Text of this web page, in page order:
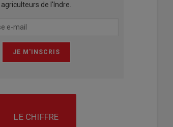
agriculteurs de l'Indre.
LE CHIFFRE